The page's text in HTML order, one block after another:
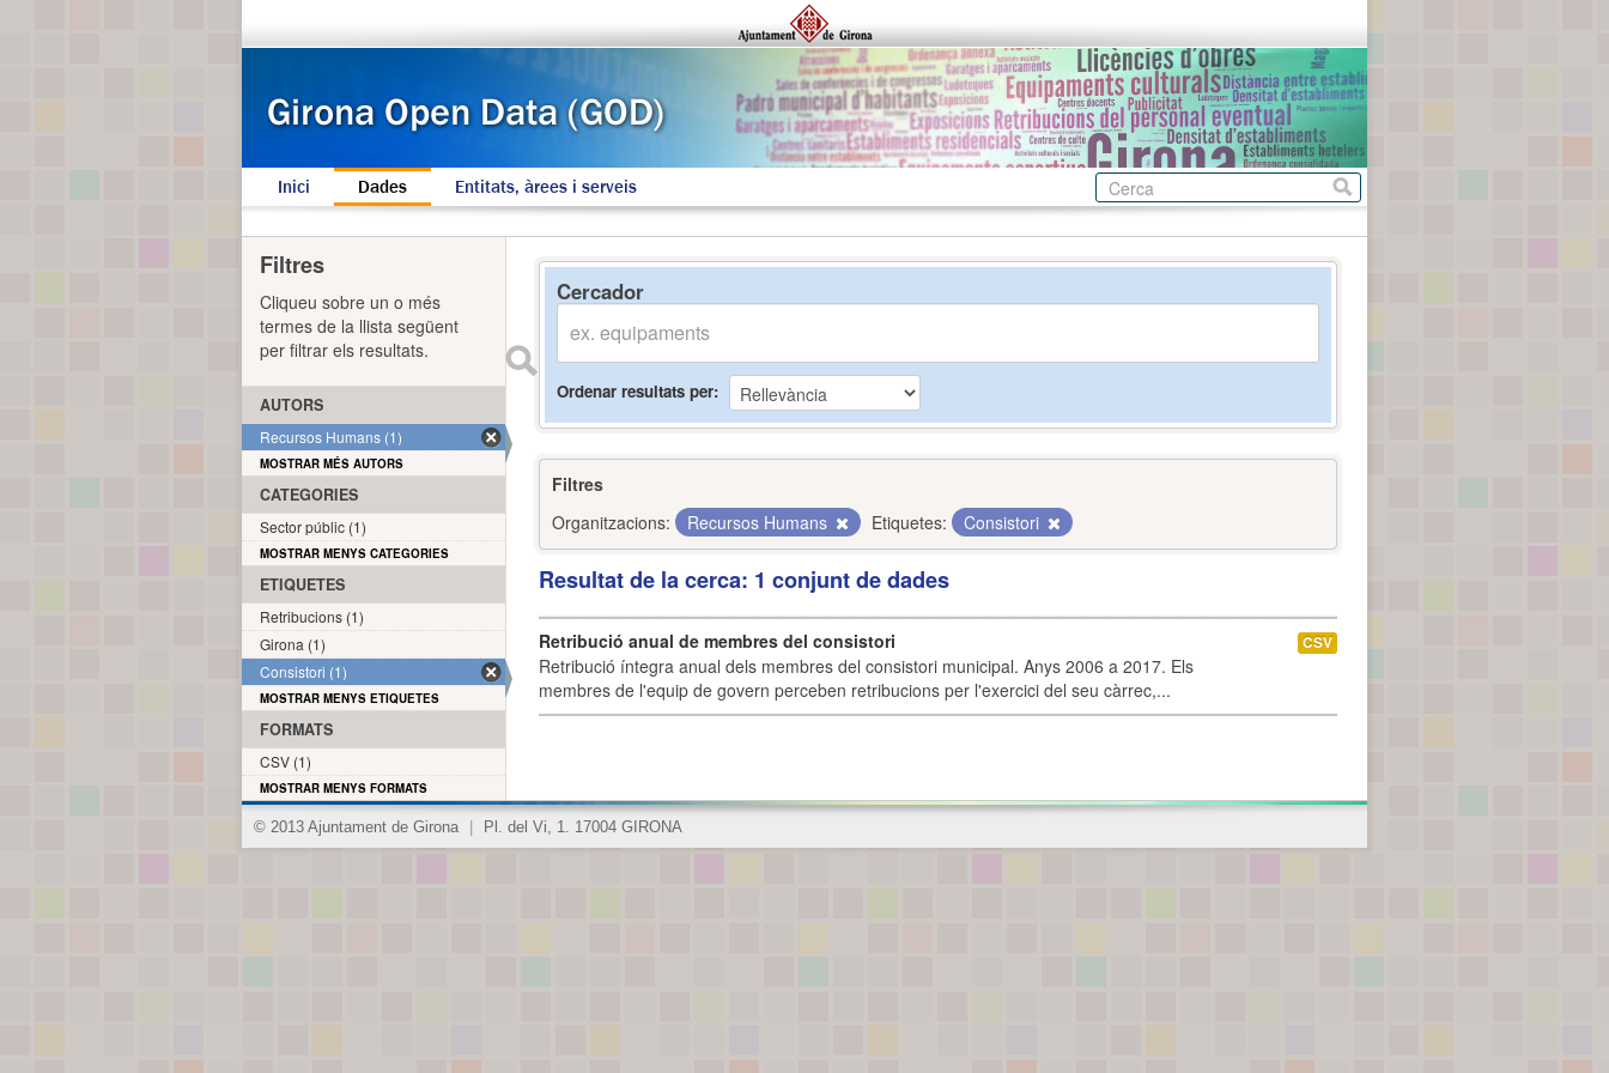
Inici Dades Entitats, àrees i serveis
Cercador
Ordenar resultats per
Filtres
Organitzacions:
Recursos Humans Etiquetes: Consistori
Resultat de la cerca: 1 conjunt de dades
Retribució anual de membres del consistori
Retribució íntegra anual dels membres del consistori municipal. Anys 2006 a 2017. Els
membres de l'equip de govern perceben retribucions per l'exercici del seu càrrec,...
CSV
Filtres
Cliqueu sobre un o més
termes de la llista següent
per filtrar els resultats.
AUTORS
Recursos Humans (1)
MOSTRAR MÉS AUTORS
CATEGORIES
Sector públic (1)
MOSTRAR MENYS CATEGORIES
ETIQUETES
Retribucions (1)
Girona (1)
Consistori (1)
MOSTRAR MENYS ETIQUETES
FORMATS
CSV (1)
MOSTRAR MENYS FORMATS
© 2013 Ajuntament de Girona Pl. del Vi, 1. 17004 GIRONA